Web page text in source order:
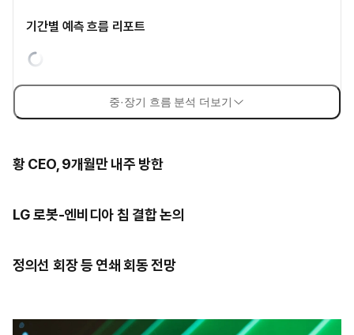
기간별 예측 흐름 리포트
중·장기 흐름 분석 더보기
황 CEO, 9개월만 내주 방한
LG 로봇-엔비디아 칩 결합 논의
정의선 회장 등 연쇄 회동 전망